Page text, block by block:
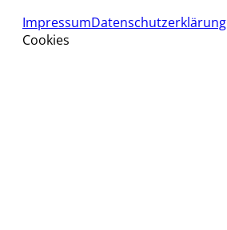
ImpressumDatenschutzerklärung
Cookies